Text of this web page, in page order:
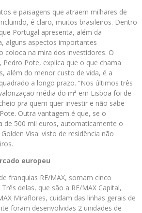
e paisagens que atraem milhares de
é claro, muitos brasileiros. Dentro
Portugal apresenta, além da
alguns aspectos importantes
coloca na mira dos investidores. O
Pote, explica que o que chama
além do menor custo de vida, é a
a longo prazo. “Nos últimos três
média do m² em Lisboa foi de
pra quem quer investir e não sabe
Outra vantagem é que, se o
de 500 mil euros, automaticamente o
Visa: visto de residência não
europeu
franquias RE/MAX, somam cinco
delas, que são a RE/MAX Capital,
Miraflores, cuidam das linhas gerais de
foram desenvolvidas 2 unidades de